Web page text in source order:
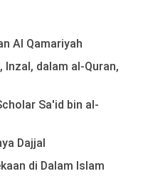
Al Qamariyah
Inzal, dalam al-Quran,
Sa'id bin al-
Dajjal
di Dalam Islam